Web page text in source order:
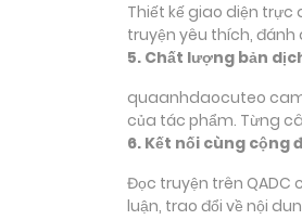
Thiết kế giao diện
truyện yêu thích,
5. Chất lượng bản
quaanhdaocuteo
của tác phẩm. Từng
6. Kết nối cùng cộng
Đọc truyện trên QADC
luận, trao đổi về nội